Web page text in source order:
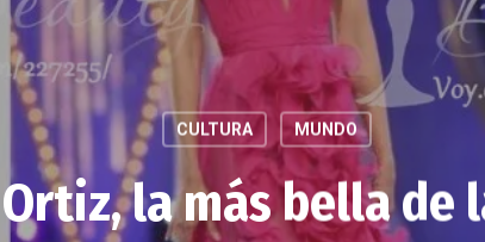
CULTURA MUNDO
la más bella de